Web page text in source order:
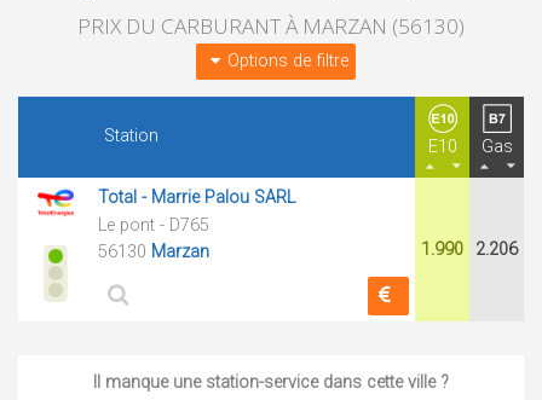
PRIX DU CARBURANT À MARZAN (56130)
Options de filtre
Station
E10 Gas
Total - Marrie Palou SARL
Le pont - D765
56130 Marzan 1.990 2.206
Il manque une station-service dans cette ville ?